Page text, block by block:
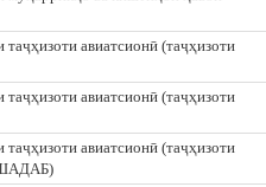
авиатсионӣ (таҷҳизоти
авиатсионӣ (таҷҳизоти
авиатсионӣ (таҷҳизоти